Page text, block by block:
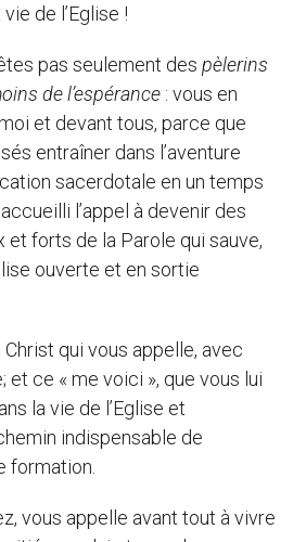
de l’Eglise !
pas seulement des pèlerins
de l’espérance : vous en
et devant tous, parce que
entraîner dans l’aventure
sacerdotale en un temps
l’appel à devenir des
et forts de la Parole qui sauve,
ouverte et en sortie
Christ qui vous appelle, avec
et ce « me voici », que vous lui
la vie de l’Eglise et
indispensable de
formation.
vous appelle avant tout à vivre